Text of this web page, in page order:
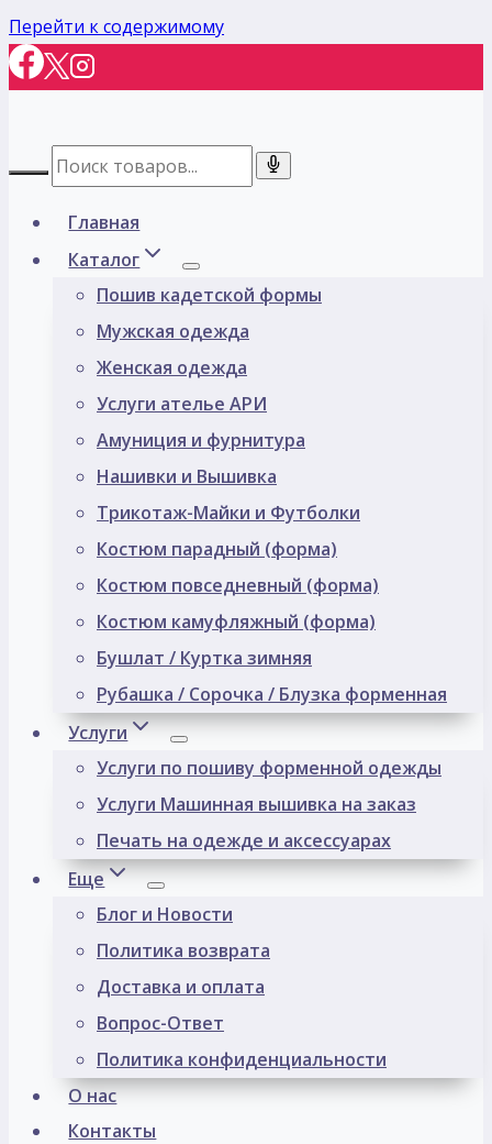
Перейти к содержимому
Главная
Каталог
Пошив кадетской формы
Мужская одежда
Женская одежда
Услуги ателье АРИ
Амуниция и фурнитура
Нашивки и Вышивка
Трикотаж-Майки и Футболки
Костюм парадный (форма)
Костюм повседневный (форма)
Костюм камуфляжный (форма)
Бушлат / Куртка зимняя
Рубашка / Сорочка / Блузка форменная
Услуги
Услуги по пошиву форменной одежды
Услуги Машинная вышивка на заказ
Печать на одежде и аксессуарах
Еще
Блог и Новости
Политика возврата
Доставка и оплата
Вопрос-Ответ
Политика конфиденциальности
О нас
Контакты